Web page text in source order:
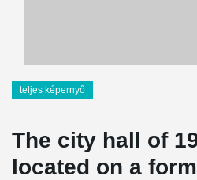
teljes képernyő
The city hall of
located on a